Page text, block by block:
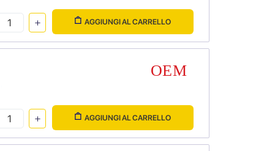
AGGIUNGI AL CARRELLO
AGGIUNGI AL CARRELLO